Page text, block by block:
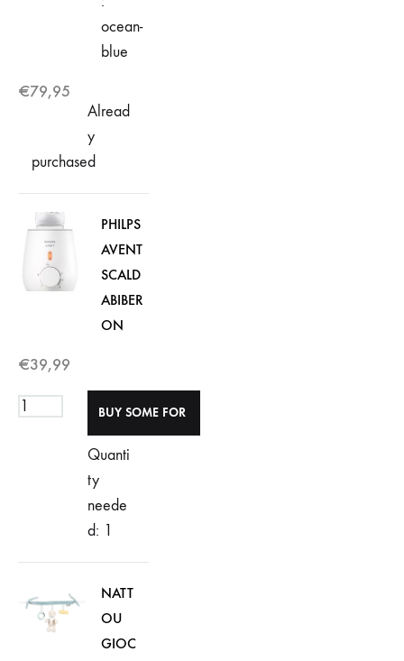
ocean-
blue
€79,95
Alread
y
purchased
PHILPS
AVENT
SCALD
ABIBER
ON
€39,99
Quanti
ty
neede
d: 1
NATT
OU
GIOC